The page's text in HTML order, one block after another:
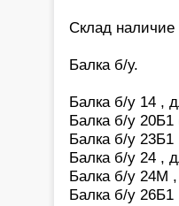
Склад наличие
Балка б/у.
Балка б/у 14 ,
Балка б/у
Балка б/у
Балка б/у 24 ,
Балка б/у 24М
Балка б/у